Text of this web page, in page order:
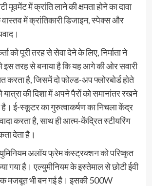
मूवमेंट में क्रांति लाने की क्षमता होने का दावा
में क्रांतिकारी डिजाइन, स्पेक्स और
को पूरी तरह से सेवा देने के लिए, निर्माता ने
इस तरह से बनाया है कि यह आगे की ओर सवारी
करता है, जिसमें दो फोल्ड-अप फ्लोरबोर्ड होते
की दिशा में अपने पैरों को समानांतर रखने
ई-स्कूटर का गुरुत्वाकर्षण का निचला केंद्र
करता है, साथ ही आत्म-केंद्रित स्टीयरिंग
देता है।
अलॉय फ्रेम कंस्ट्रक्शन को परिष्कृत
गया है। एल्युमीनियम के इस्तेमाल से छोटी ईवी
मजबूत भी बन गई है। इसकी 500W